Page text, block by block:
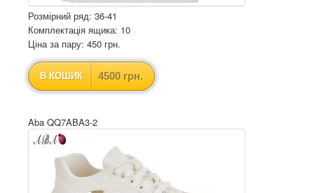
Розмірний ряд: 36-41
Комплектація ящика: 10
Ціна за пару: 450 грн.
В КОШИК 4500 грн.
Aba QQ7ABA3-2